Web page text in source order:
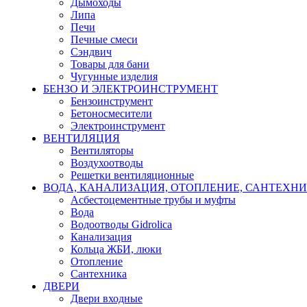
Дымоходы
Липа
Печи
Печные смеси
Сэндвич
Товары для бани
Чугунные изделия
БЕНЗО И ЭЛЕКТРОИНСТРУМЕНТ
Бензоинструмент
Бетоносмесители
Электроинструмент
ВЕНТИЛЯЦИЯ
Вентиляторы
Воздухоотводы
Решетки вентиляционные
ВОДА, КАНАЛИЗАЦИЯ, ОТОПЛЕНИЕ,
Асбестоцементные трубы и муфты
Вода
Водоотводы Gidrolica
Канализация
Кольца ЖБИ, люки
Отопление
Сантехника
ДВЕРИ
Двери входные